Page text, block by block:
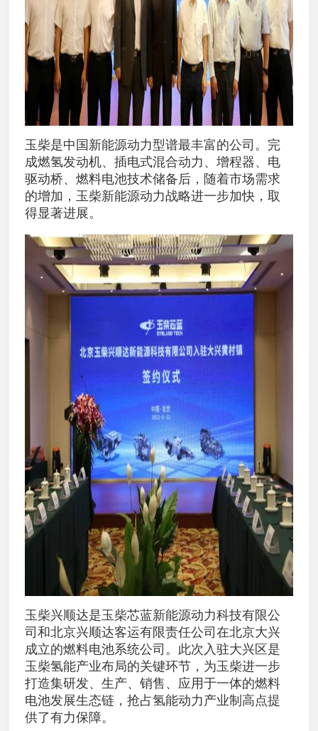
玉柴是中国新能源动力型谱最丰富的公司。完
成燃氢发动机、插电式混合动力、增程器、电
驱动桥、燃料电池技术储备后，随着市场需求
的增加，玉柴新能源动力战略进一步加快，取
得显著进展。
玉柴兴顺达是玉柴芯蓝新能源动力科技有限公
司和北京兴顺达客运有限责任公司在北京大兴
成立的燃料电池系统公司。此次入驻大兴区是
玉柴氢能产业布局的关键环节，为玉柴进一步
打造集研发、生产、销售、应用于一体的燃料
电池发展生态链，抢占氢能动力产业制高点提
供了有力保障。